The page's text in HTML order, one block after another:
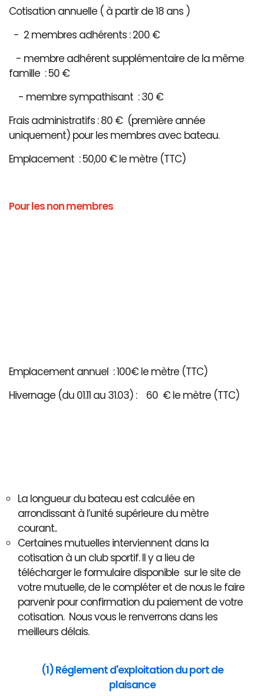
Cotisation annuelle ( à partir de 18 ans )
- 2 membres adhérents : 200 €
- membre adhérent supplémentaire de la même
famille : 50 €
- membre sympathisant : 30 €
Frais administratifs : 80 € (première année
uniquement) pour les membres avec bateau.
Emplacement : 50,00 € le mètre (TTC)
Pour les non membres
Emplacement annuel : 100€ le mètre (TTC)
Hivernage (du 01.11 au 31.03) : 60 € le mètre (TTC)
La longueur du bateau est calculée en
arrondissant à l’unité supérieure du mètre
courant..
Certaines mutuelles interviennent dans la
cotisation à un club sportif. Il y a lieu de
télécharger le formulaire disponible sur le site de
votre mutuelle, de le compléter et de nous le faire
parvenir pour confirmation du paiement de votre
cotisation. Nous vous le renverrons dans les
meilleurs délais.
(1) Réglement d'exploitation du port de
plaisance